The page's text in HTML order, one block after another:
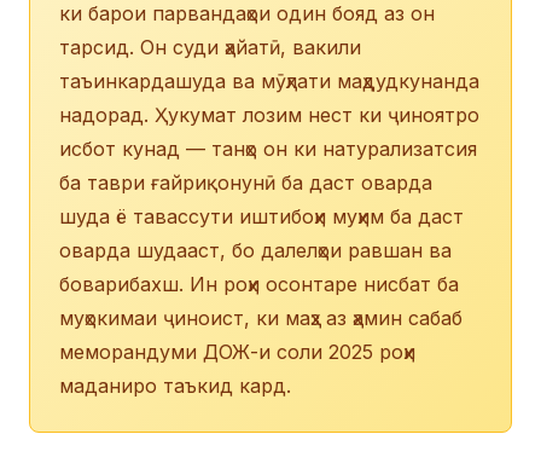
ки барои парвандаҳои один бояд аз он
тарсид. Он суди ҳайатӣ, вакили
таъинкардашуда ва мӯҳлати маҳдудкунанда
надорад. Ҳукумат лозим нест ки ҷиноятро
исбот кунад — танҳо он ки натурализатсия
ба таври ғайриқонунӣ ба даст оварда
шуда ё тавассути иштибоҳи муҳим ба даст
оварда шудааст, бо далелҳои равшан ва
боварибахш. Ин роҳи осонтаре нисбат ба
муҳокимаи ҷиноист, ки маҳз аз ҳамин сабаб
меморандуми ДОЖ-и соли 2025 роҳи
маданиро таъкид кард.